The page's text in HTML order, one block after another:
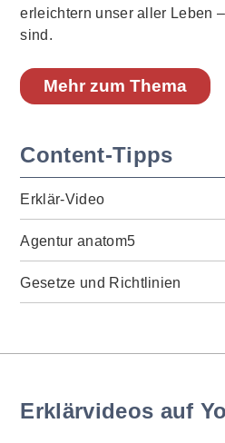
erleichtern unser aller Leben
sind.
Mehr zum Thema
Content-Tipps
Erklär-Video
Agentur anatom5
Gesetze und Richtlinien
Erklärvideos auf